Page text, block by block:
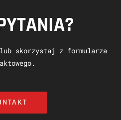
skorzystaj z formularza